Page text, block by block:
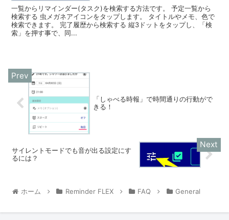
一覧からリマインダー(タスク)を検索する方法です。 予定一覧から
検索する 虫メガネアイコンをタップします。 タイトルやメモ、色で
検索できます。 完了履歴から検索する 縦3ドットをタップし、「検
索」を押す事で、同...
「しゃべる時報」で時間通りの行動がで
きる！
サイレントモードでも音が出る設定にす
るには？
ホーム Reminder FLEX FAQ General